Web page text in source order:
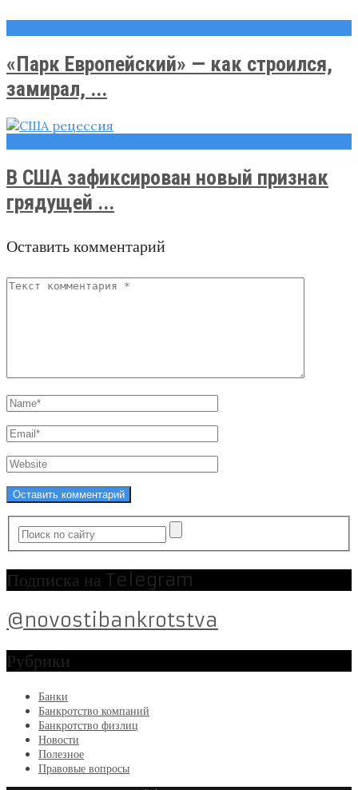
«Парк Европейский» — как строился,
замирал, ...
В США зафиксирован новый признак
грядущей ...
Оставить комментарий
Подписка на Telegram
@novostibankrotstva
Рубрики
Банки
Банкротство компаний
Банкротство физлиц
Новости
Полезное
Правовые вопросы